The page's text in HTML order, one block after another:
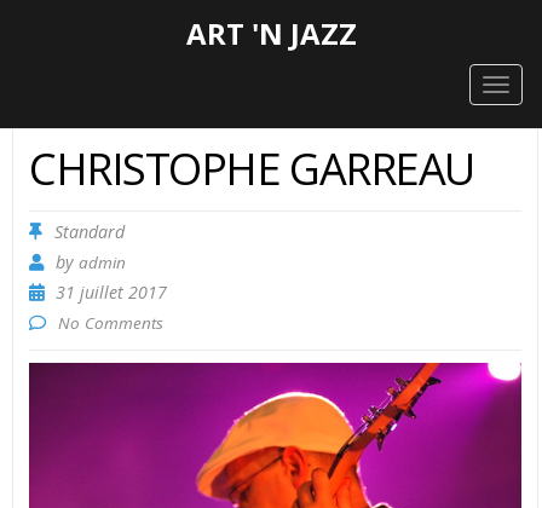
ART 'N JAZZ
CHRISTOPHE GARREAU
Standard
by admin
31 juillet 2017
No Comments